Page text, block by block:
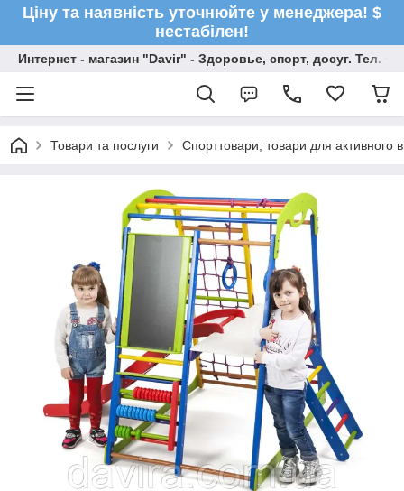
Ціну та наявність уточнюйте у менеджера! $
нестабілен!
Интернет - магазин "Davir" - Здоровье, спорт, досуг. Тел.
Товари та послуги Спорттовари, товари для активного